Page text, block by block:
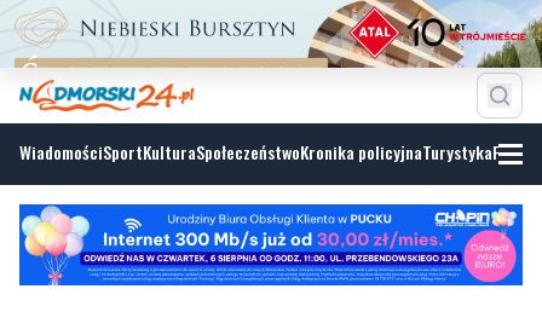
WiadomościSportKulturaSpołeczeństwoKronika policyjnaTurystyka